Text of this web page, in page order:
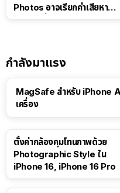
Photos อาจเรียกค่าเสียหาย
กำลังมาแรง
MagSafe สำหรับ iPhone
เครื่อง
ตั้งค่ากล้องคุมโทนภาพด้วย
Photographic Style ใน
iPhone 16, iPhone 16 Pro